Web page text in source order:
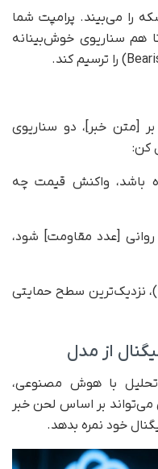
را می‌بیند. پرامپت شما
هم سناریوی خوش‌بینانه
[متن خبر]، دو سناریوی
کن:
باشد، واکنش قیمت چه
[عدد مقاومت] شود،
در صورت فیک بودن خبر (Bull Trap)، نزدیک‌ترین سطح حمایتی
از مدل
تحلیل با هوش مصنوعی،
بر اساس لحن خبر